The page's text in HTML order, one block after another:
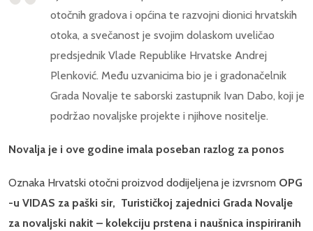
otočnih gradova i općina te razvojni dionici hrvatskih
otoka, a svečanost je svojim dolaskom uveličao
predsjednik Vlade Republike Hrvatske Andrej
Plenković. Među uzvanicima bio je i gradonačelnik
Grada Novalje te saborski zastupnik Ivan Dabo, koji je
podržao novaljske projekte i njihove nositelje.
Novalja je i ove godine imala poseban razlog za ponos
Oznaka Hrvatski otočni proizvod dodijeljena je izvrsnom OPG
-u VIDAS za paški sir, Turističkoj zajednici Grada Novalje
za novaljski nakit – kolekciju prstena i naušnica inspiriranih